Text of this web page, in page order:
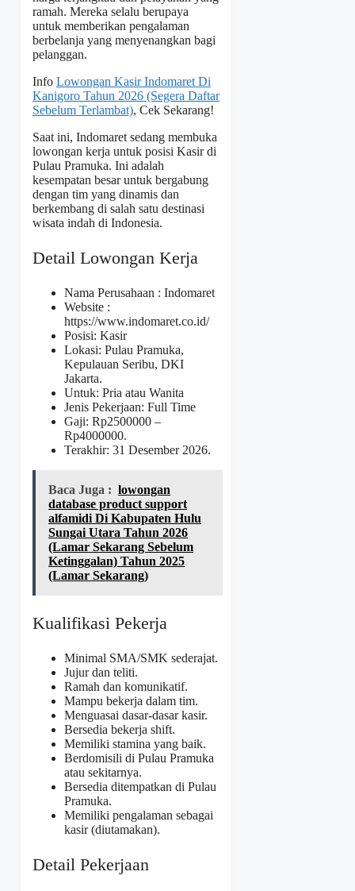
ramah. Mereka selalu berupaya
untuk memberikan pengalaman
berbelanja yang menyenangkan bagi
pelanggan.
Info Lowongan Kasir Indomaret Di
Kanigoro Tahun 2026 (Segera Daftar
Sebelum Terlambat), Cek Sekarang!
Saat ini, Indomaret sedang membuka
lowongan kerja untuk posisi Kasir di
Pulau Pramuka. Ini adalah
kesempatan besar untuk bergabung
dengan tim yang dinamis dan
berkembang di salah satu destinasi
wisata indah di Indonesia.
Detail Lowongan Kerja
Nama Perusahaan : Indomaret
Website :
https://www.indomaret.co.id/
Posisi: Kasir
Lokasi: Pulau Pramuka,
Kepulauan Seribu, DKI
Jakarta.
Untuk: Pria atau Wanita
Jenis Pekerjaan: Full Time
Gaji: Rp2500000 –
Rp4000000.
Terakhir: 31 Desember 2026.
Baca Juga : lowongan
database product support
alfamidi Di Kabupaten Hulu
Sungai Utara Tahun 2026
(Lamar Sekarang Sebelum
Ketinggalan) Tahun 2025
(Lamar Sekarang)
Kualifikasi Pekerja
Minimal SMA/SMK sederajat.
Jujur dan teliti.
Ramah dan komunikatif.
Mampu bekerja dalam tim.
Menguasai dasar-dasar kasir.
Bersedia bekerja shift.
Memiliki stamina yang baik.
Berdomisili di Pulau Pramuka
atau sekitarnya.
Bersedia ditempatkan di Pulau
Pramuka.
Memiliki pengalaman sebagai
kasir (diutamakan).
Detail Pekerjaan